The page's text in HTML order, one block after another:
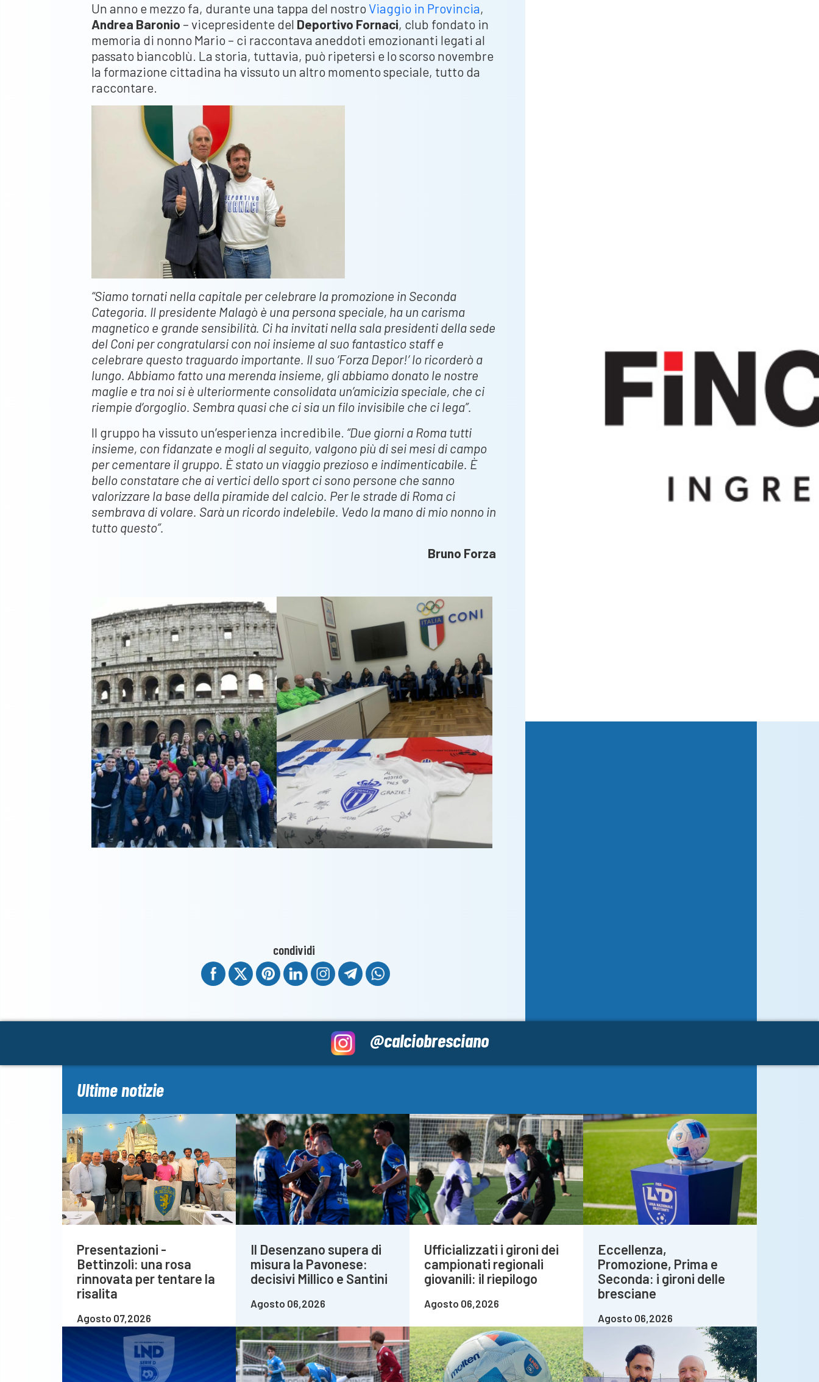
Un anno e mezzo fa, durante una tappa del nostroViaggio in Provincia,
Andrea Baronio – vicepresidente del Deportivo Fornaci, club fondato in
memoria di nonno Mario – ci raccontava aneddoti emozionanti legati al
passato biancoblù. La storia, tuttavia, può ripetersi e lo scorso novembre
la formazione cittadina ha vissuto un altro momento speciale, tutto da
raccontare.
“Siamo tornati nella capitale per celebrare la promozione in Seconda
Categoria. Il presidente Malagò è una persona speciale, ha un carisma
magnetico e grande sensibilità. Ci ha invitati nella sala presidenti della sede
del Coni per congratularsi con noi insieme al suo fantastico staff e
celebrare questo traguardo importante. Il suo ‘Forza Depor!’ lo ricorderò a
lungo. Abbiamo fatto una merenda insieme, gli abbiamo donato le nostre
maglie e tra noi si è ulteriormente consolidata un’amicizia speciale, che ci
riempie d’orgoglio. Sembra quasi che ci sia un filo invisibile che ci lega”.
Il gruppo ha vissuto un’esperienza incredibile. “Due giorni a Roma tutti
insieme, con fidanzate e mogli al seguito, valgono più di sei mesi di campo
per cementare il gruppo. È stato un viaggio prezioso e indimenticabile. È
bello constatare che ai vertici dello sport ci sono persone che sanno
valorizzare la base della piramide del calcio. Per le strade di Roma ci
sembrava di volare. Sarà un ricordo indelebile. Vedo la mano di mio nonno in
tutto questo”.
Bruno Forza
condividi
@calciobresciano
Ultime notizie
Presentazioni -
Bettinzoli: una rosa
rinnovata per tentare la
risalita
Agosto 07,2026
Il Desenzano supera di
misura la Pavonese:
decisivi Millico e Santini
Agosto 06,2026
Ufficializzati i gironi dei
campionati regionali
giovanili: il riepilogo
Agosto 06,2026
Eccellenza,
Promozione, Prima e
Seconda: i gironi delle
bresciane
Agosto 06,2026